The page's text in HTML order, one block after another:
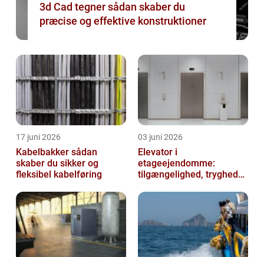
3d Cad tegner sådan skaber du
præcise og effektive konstruktioner
17 juni 2026
Kabelbakker sådan
skaber du sikker og
fleksibel kabelføring
03 juni 2026
Elevator i
etageejendomme:
tilgængelighed, tryghed